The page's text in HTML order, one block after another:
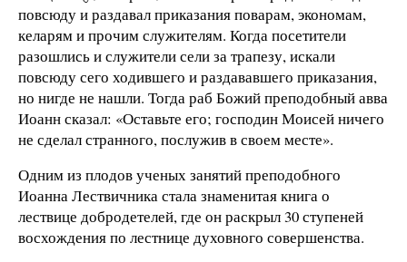
повсюду и раздавал приказания поварам, экономам,
келарям и прочим служителям. Когда посетители
разошлись и служители сели за трапезу, искали
повсюду сего ходившего и раздававшего приказания,
но нигде не нашли. Тогда раб Божий преподобный авва
Иоанн сказал: «Оставьте его; господин Моисей ничего
не сделал странного, послужив в своем месте».
Одним из плодов ученых занятий преподобного
Иоанна Лествичника стала знаменитая книга о
лествице добродетелей, где он раскрыл 30 ступеней
восхождения по лестнице духовного совершенства.